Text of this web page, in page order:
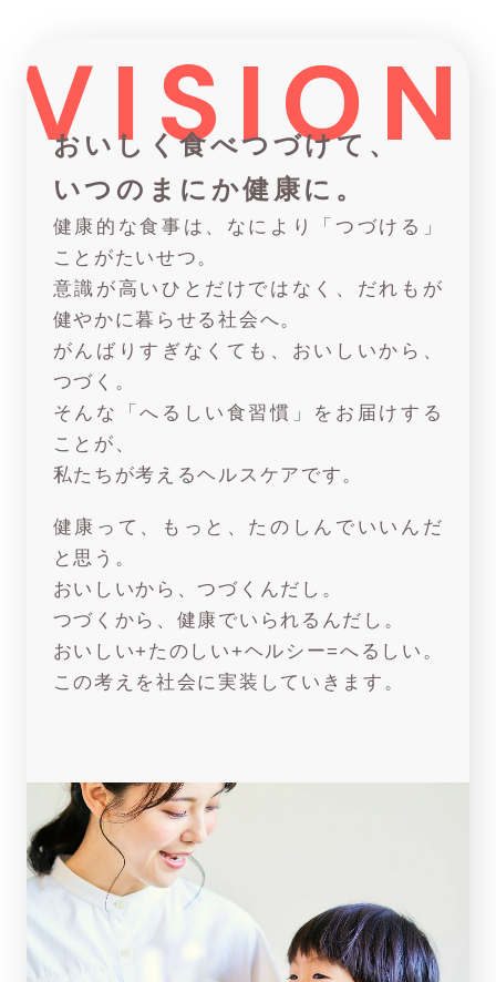
VISION
おいしく食べつづけて、
いつのまにか健康に。
健康的な食事は、なにより「つづける」
ことがたいせつ。
意識が高いひとだけではなく、だれもが
健やかに暮らせる社会へ。
がんばりすぎなくても、おいしいから、
つづく。
そんな「へるしい食習慣」をお届けする
ことが、
私たちが考えるヘルスケアです。
健康って、もっと、たのしんでいいんだ
と思う。
おいしいから、つづくんだし。
つづくから、健康でいられるんだし。
おいしい+たのしい+ヘルシー=へるしい。
この考えを社会に実装していきます。